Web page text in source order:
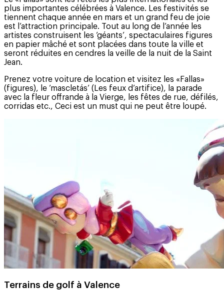
plus importantes célébrées à Valence. Les festivités se
tiennent chaque année en mars et un grand feu de joie
est l’attraction principale. Tout au long de l’année les
artistes construisent les ’géants’, spectaculaires figures
en papier mâché et sont placées dans toute la ville et
seront réduites en cendres la veille de la nuit de la Saint
Jean.
Prenez votre voiture de location et visitez les «Fallas»
(figures), le ’mascletás’ (Les feux d’artifice), la parade
avec la fleur offrande à la Vierge, les fêtes de rue, défilés,
corridas etc., Ceci est un must qui ne peut être loupé.
Terrains de golf à Valence